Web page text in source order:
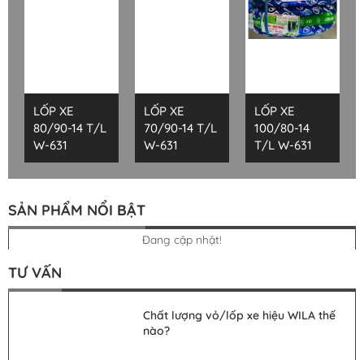
LỐP XE
80/90-14 T/L
W-631
LỐP XE
70/90-14 T/L
W-631
LỐP XE
100/80-14
T/L W-631
SẢN PHẨM NỔI BẬT
Đang cập nhật!
TƯ VẤN
Chất lượng vỏ/lốp xe hiệu WILA thế
nào?